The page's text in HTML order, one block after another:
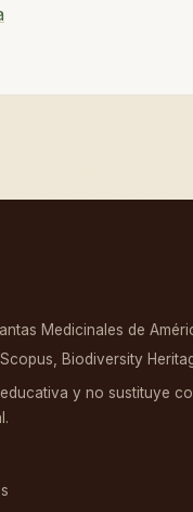
Medicinales de
Biodiversity
y no sustituye